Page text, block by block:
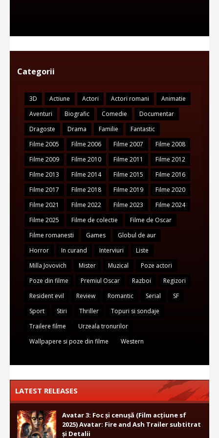
Categorii
3D Actiune Actori Actori romani
Animatie
Aventuri
Biografic Comedie
Documentar
Dragoste
Drama Familie
Fantastic
Filme 2005
Filme 2006 Filme 2007
Filme 2008
Filme 2009
Filme 2010 Filme 2011
Filme 2012
Filme 2013
Filme 2014 Filme 2015
Filme 2016
Filme 2017
Filme 2018 Filme 2019
Filme 2020
Filme 2021
Filme 2022 Filme 2023
Filme 2024
Filme 2025
Filme de colectie
Filme de Oscar
Filme romanesti
Games
Globul de aur
Horror
In curand Interviuri
Liste
Milla Jovovich
Mister Muzical
Poze actori
Poze din filme
Premiul Oscar Razboi
Regizori
Resident evil
Review Romantic Serial
SF
Sport
Stiri Thriller
Topuri si sondaje
Trailere filme
Urzeala tronurilor
Wallpapere si poze din filme
Western
LATEST RELEASES
Avatar 3: Foc și cenușă (Film acțiune sf
2025) Avatar: Fire and Ash Trailer subtitrat
și Detalii